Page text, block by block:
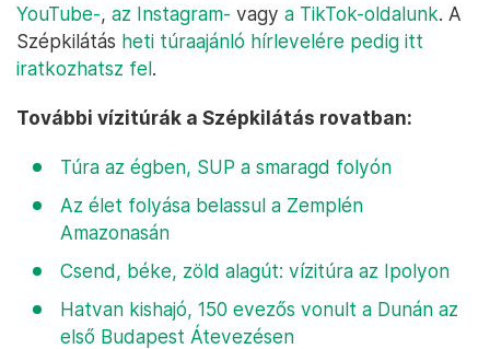
YouTube-, az Instagram- vagy a TikTok-oldalunk. A
Szépkilátás heti túraajánló hírlevelére pedig itt
iratkozhatsz fel.
További vízitúrák a Szépkilátás rovatban:
Túra az égben, SUP a smaragd folyón
Az élet folyása belassul a Zemplén
Amazonasán
Csend, béke, zöld alagút: vízitúra az Ipolyon
Hatvan kishajó, 150 evezős vonult a Dunán az
első Budapest Átevezésen